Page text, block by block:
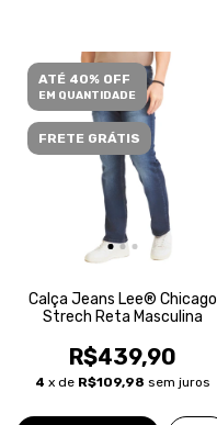
ATÉ 40% OFF
EM QUANTIDADE
FRETE GRÁTIS
Calça Jeans Lee® Chicago
Strech Reta Masculina
R$439,90
4 x de R$109,98 sem juros